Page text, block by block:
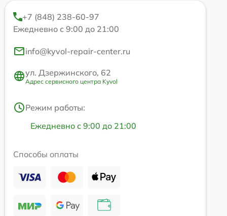
+7 (848) 238-60-97
Ежедневно с 9:00 до 21:00
info@kyvol-repair-center.ru
ул. Дзержинского, 62
Адрес сервисного центра Kyvol
Режим работы:
Ежедневно с 9:00 до 21:00
Способы оплаты